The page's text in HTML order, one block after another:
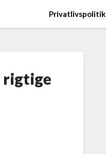
Privatlivspolitik
rigtige